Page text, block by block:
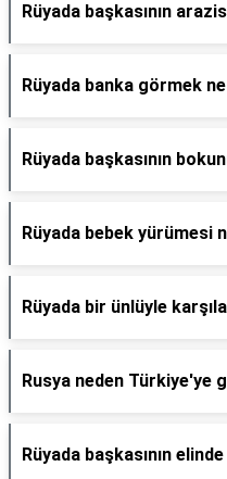
Rüyada başkasının
Rüyada banka görmek
Rüyada başkasının
Rüyada bebek yürümesi
Rüyada bir ünlüyle
Rusya neden Türkiye'ye
Rüyada başkasının